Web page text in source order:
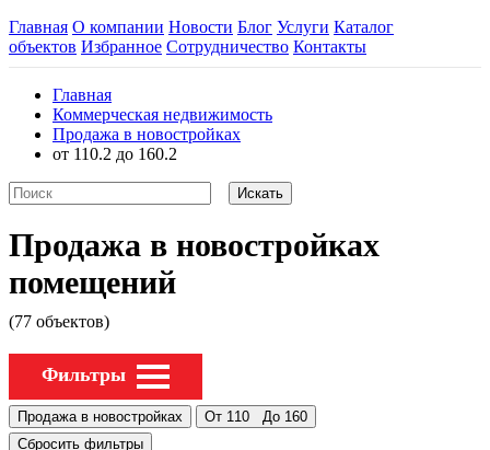
Главная О компании Новости Блог Услуги Каталог
объектов Избранное Сотрудничество Контакты
Главная
Коммерческая недвижимость
Продажа в новостройках
от 110.2 до 160.2
Продажа в новостройках
помещений
(77 объектов)
Фильтры